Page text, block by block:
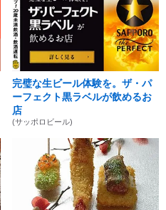
完璧な生ビール体験を。ザ・パ
ーフェクト黒ラベルが飲めるお
店
(サッポロビール)